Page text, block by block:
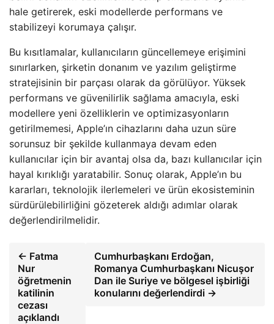
hale getirerek, eski modellerde performans ve
stabilizeyi korumaya çalışır.
Bu kısıtlamalar, kullanıcıların güncellemeye erişimini
sınırlarken, şirketin donanım ve yazılım geliştirme
stratejisinin bir parçası olarak da görülüyor. Yüksek
performans ve güvenilirlik sağlama amacıyla, eski
modellere yeni özelliklerin ve optimizasyonların
getirilmemesi, Apple’ın cihazlarını daha uzun süre
sorunsuz bir şekilde kullanmaya devam eden
kullanıcılar için bir avantaj olsa da, bazı kullanıcılar için
hayal kırıklığı yaratabilir. Sonuç olarak, Apple’ın bu
kararları, teknolojik ilerlemeleri ve ürün ekosisteminin
sürdürülebilirliğini gözeterek aldığı adımlar olarak
değerlendirilmelidir.
← Fatma
Nur
öğretmenin
katilinin
cezası
açıklandı
Cumhurbaşkanı Erdoğan,
Romanya Cumhurbaşkanı Nicuşor
Dan ile Suriye ve bölgesel işbirliği
konularını değerlendirdi →